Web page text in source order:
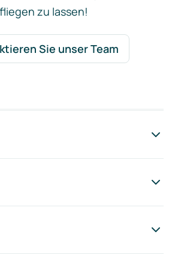
fliegen zu lassen!
Sie unser Team